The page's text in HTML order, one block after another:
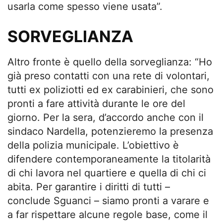
usarla come spesso viene usata”.
SORVEGLIANZA
Altro fronte è quello della sorveglianza: “Ho
già preso contatti con una rete di volontari,
tutti ex poliziotti ed ex carabinieri, che sono
pronti a fare attività durante le ore del
giorno. Per la sera, d’accordo anche con il
sindaco Nardella, potenzieremo la presenza
della polizia municipale. L’obiettivo è
difendere contemporaneamente la titolarità
di chi lavora nel quartiere e quella di chi ci
abita. Per garantire i diritti di tutti –
conclude Sguanci – siamo pronti a varare e
a far rispettare alcune regole base, come il